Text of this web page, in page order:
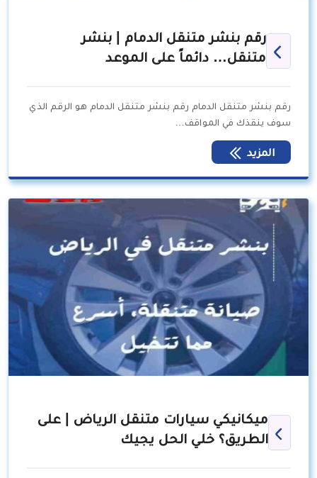
رقم بنشر متنقل الدمام | بنشر
متنقل… دائماً على الموعد
رقم بنشر متنقل الدمام رقم بنشر متنقل الدمام هو الرقم الذي
سوف ينقذك في المواقف…
المزيد
ميكانيكي سيارات متنقل الرياض | على
الطريق؟ خلي الحل يجيك